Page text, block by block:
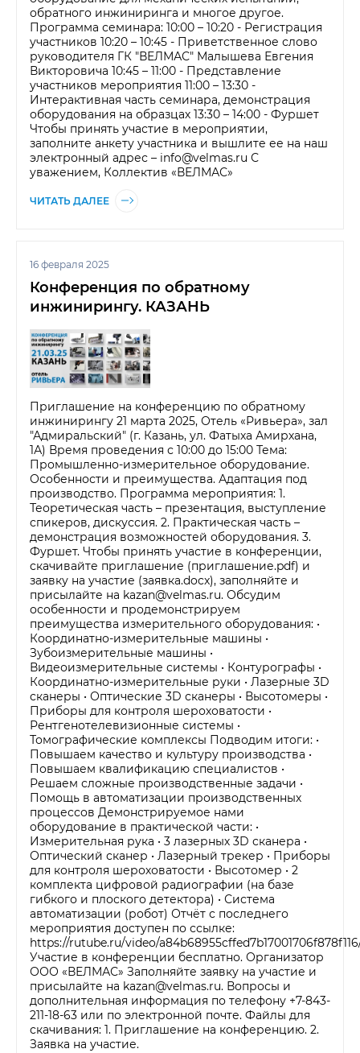
обратного инжиниринга и многое другое.
Программа семинара: 10:00 – 10:20 - Регистрация
участников 10:20 – 10:45 - Приветственное слово
руководителя ГК "ВЕЛМАС" Малышева Евгения
Викторовича 10:45 – 11:00 - Представление
участников мероприятия 11:00 – 13:30 -
Интерактивная часть семинара, демонстрация
оборудования на образцах 13:30 – 14:00 - Фуршет
Чтобы принять участие в мероприятии,
заполните анкету участника и вышлите ее на наш
электронный адрес – info@velmas.ru С
уважением, Коллектив «ВЕЛМАС»
ЧИТАТЬ ДАЛЕЕ
16 февраля 2025
Конференция по обратному
инжинирингу. КАЗАНЬ
Приглашение на конференцию по обратному
инжинирингу 21 марта 2025, Отель «Ривьера», зал
"Адмиральский" (г. Казань, ул. Фатыха Амирхана,
1А) Время проведения с 10:00 до 15:00 Тема:
Промышленно-измерительное оборудование.
Особенности и преимущества. Адаптация под
производство. Программа мероприятия: 1.
Теоретическая часть – презентация, выступление
спикеров, дискуссия. 2. Практическая часть –
демонстрация возможностей оборудования. 3.
Фуршет. Чтобы принять участие в конференции,
скачивайте приглашение (приглашение.pdf) и
заявку на участие (заявка.docx), заполняйте и
присылайте на kazan@velmas.ru. Обсудим
особенности и продемонстрируем
преимущества измерительного оборудования: •
Координатно-измерительные машины •
Зубоизмерительные машины •
Видеоизмерительные системы • Контурографы •
Координатно-измерительные руки • Лазерные 3D
сканеры • Оптические 3D сканеры • Высотомеры •
Приборы для контроля шероховатости •
Рентгенотелевизионные системы •
Томографические комплексы Подводим итоги: •
Повышаем качество и культуру производства •
Повышаем квалификацию специалистов •
Решаем сложные производственные задачи •
Помощь в автоматизации производственных
процессов Демонстрируемое нами
оборудование в практической части: •
Измерительная рука • 3 лазерных 3D сканера •
Оптический сканер • Лазерный трекер • Приборы
для контроля шероховатости • Высотомер • 2
комплекта цифровой радиографии (на базе
гибкого и плоского детектора) • Система
автоматизации (робот) Отчёт с последнего
мероприятия доступен по ссылке:
https://rutube.ru/video/
Участие в конференции бесплатно. Организатор
ООО «ВЕЛМАС» Заполняйте заявку на участие и
присылайте на kazan@velmas.ru. Вопросы и
дополнительная информация по телефону +7-843-
211-18-63 или по электронной почте. Файлы для
скачивания: 1. Приглашение на конференцию. 2.
Заявка на участие.